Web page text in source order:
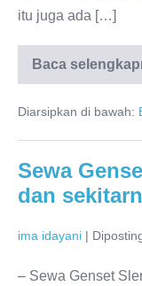
itu juga ada […]
Baca
Diarsipkan di bawah:
Sewa
dan
ima idayani |
– Sewa Genset